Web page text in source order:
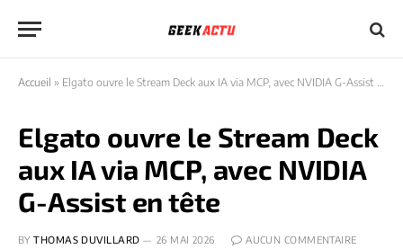
Accueil » Elgato ouvre le Stream Deck aux IA via MCP, avec NVIDIA G-Assist en tête
Elgato ouvre le Stream Deck
aux IA via MCP, avec NVIDIA
G-Assist en tête
BY THOMAS DUVILLARD 26 MAI 2026
AUCUN COMMENTAIRE